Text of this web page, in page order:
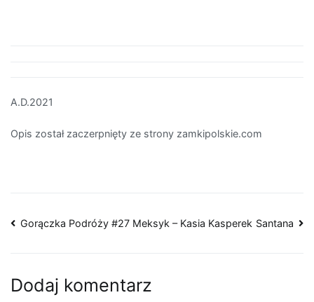
A.D.2021
Opis został zaczerpnięty ze strony zamkipolskie.com
Nawigacja
Gorączka Podróży #27 Meksyk – Kasia Kasperek Santana
Dodaj komentarz